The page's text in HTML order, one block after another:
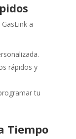
a
rápidos y
tu
Tiempo